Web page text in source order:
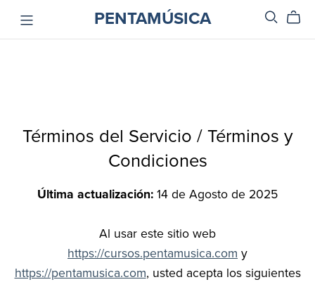
PENTAMÚSICA
Términos del Servicio / Términos y
Condiciones
Última actualización: 14 de Agosto de 2025
Al usar este sitio web
https://cursos.pentamusica.com y
https://pentamusica.com, usted acepta los siguientes